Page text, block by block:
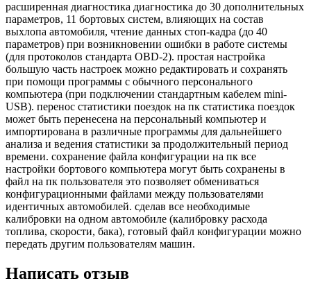
расширенная диагностика диагностика до 30 дополнительных
параметров, 11 бортовых систем, влияющих на состав
выхлопа автомобиля, чтение данных стоп-кадра (до 40
параметров) при возникновении ошибки в работе системы
(для протоколов стандарта OBD-2). простая настройка
большую часть настроек можно редактировать и сохранять
при помощи программы с обычного персонального
компьютера (при подключении стандартным кабелем mini-
USB). перенос статистики поездок на пк статистика поездок
может быть перенесена на персональный компьютер и
импортирована в различные программы для дальнейшего
анализа и ведения статистики за продолжительный период
времени. сохранение файла конфигурации на пк все
настройки бортового компьютера могут быть сохранены в
файл на пк пользователя это позволяет обмениваться
конфигурационными файлами между пользователями
идентичных автомобилей. сделав все необходимые
калибровки на одном автомобиле (калибровку расхода
топлива, скорости, бака), готовый файл конфигурации можно
передать другим пользователям машин.
Написать отзыв